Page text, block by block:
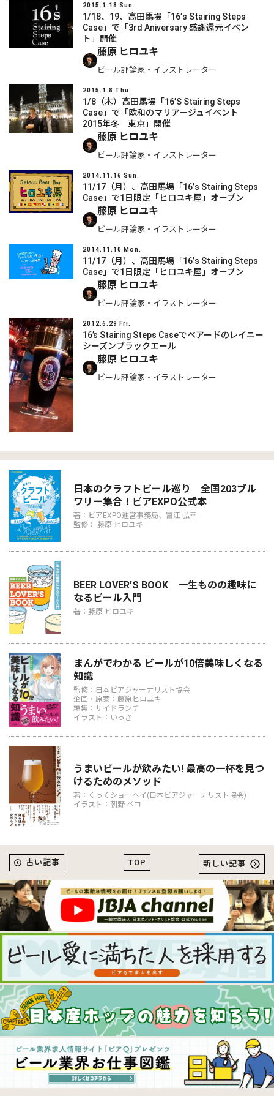
2015.1.18 Sun.
1/18、19、高田馬場「16’s Stairing Steps
Case」で「3rd Aniversary 感謝還元イベン
ト」開催
藤原 ヒロユキ
ビール評論家・イラストレーター
2015.1.8 Thu.
1/8（木）高田馬場「16’S Stairing Steps
Case」で「欧和のマリアージュイベント
2015年冬 東京」開催
藤原 ヒロユキ
ビール評論家・イラストレーター
2014.11.16 Sun.
11/17（月）、高田馬場「16’s Stairing Steps
Case」で1日限定「ヒロユキ屋」オープン
藤原 ヒロユキ
ビール評論家・イラストレーター
2014.11.10 Mon.
11/17（月）、高田馬場「16’s Stairing Steps
Case」で1日限定「ヒロユキ屋」オープン
藤原 ヒロユキ
ビール評論家・イラストレーター
2012.6.29 Fri.
16’s Stairing Steps Caseでベアードのレイニー
シーズンブラックエール
藤原 ヒロユキ
ビール評論家・イラストレーター
日本のクラフトビール巡り 全国203ブル
ワリー集合！ビアEXPO公式本
著：ビアEXPO運営事務局、富江 弘幸
監修： 藤原 ヒロユキ
BEER LOVER’S BOOK 一生ものの趣味に
なるビール入門
著：藤原 ヒロユキ
まんがでわかる ビールが10倍美味しくなる
知識
監修：日本ビアジャーナリスト協会
企画・原案：藤原ヒロユキ
編集：サイドランチ
イラスト：いっさ
うまいビールが飲みたい! 最高の一杯を見つ
けるためのメソッド
著：くっくショーヘイ(日本ビアジャーナリスト協会)
イラスト：朝野 ペコ
TOP
古い記事 新しい記事